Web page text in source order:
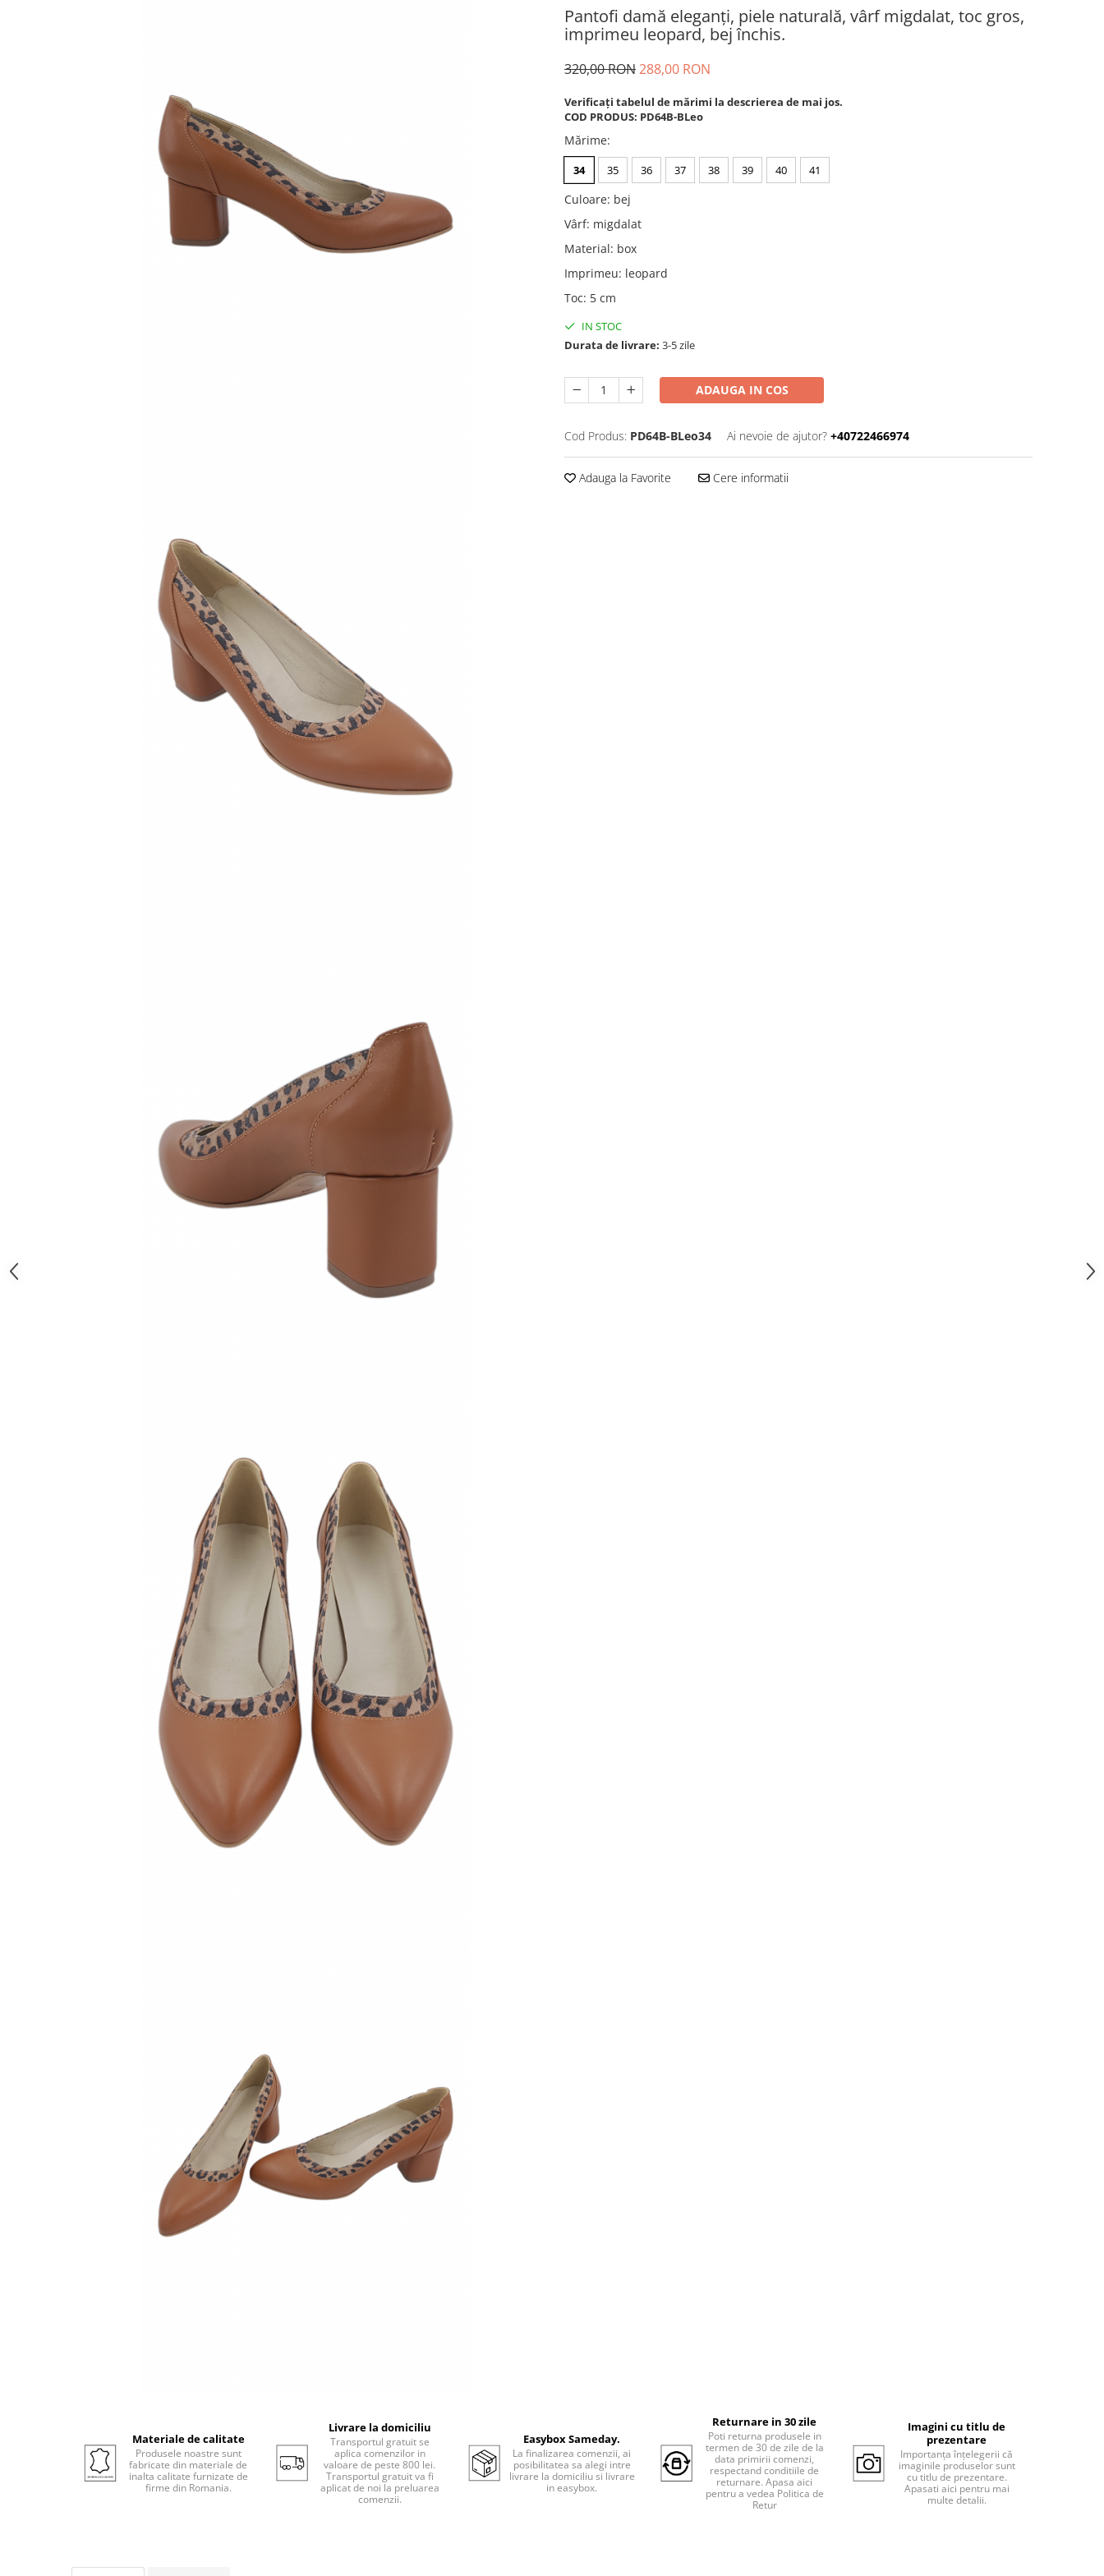
Pantofi damă eleganți, piele naturală, vârf migdalat, toc gros,
imprimeu leopard, bej închis.
320,00 RON288,00 RON
Verificați tabelul de mărimi la descrierea de mai jos.
COD PRODUS: PD64B-BLeo
Mărime:
34 35 36 37 38 39 40 41
Culoare: bej
Vârf: migdalat
Material: box
Imprimeu: leopard
Toc: 5 cm
IN STOC
Durata de livrare: 3-5 zile
ADAUGA IN COS
Cod Produs: PD64B-BLeo34 Ai nevoie de ajutor? +40722466974
Adauga la Favorite Cere informatii
Materiale de calitate
Produsele noastre sunt
fabricate din materiale de
inalta calitate furnizate de
firme din Romania.
Livrare la domiciliu
Transportul gratuit se
aplica comenzilor in
valoare de peste 800 lei.
Transportul gratuit va fi
aplicat de noi la preluarea
comenzii.
Easybox Sameday.
La finalizarea comenzii, ai
posibilitatea sa alegi intre
livrare la domiciliu si livrare
in easybox.
Returnare in 30 zile
Poti returna produsele in
termen de 30 de zile de la
data primirii comenzi,
respectand conditiile de
returnare. Apasa aici
pentru a vedea Politica de
Retur
Imagini cu titlu de
prezentare
Importanța înțelegerii că
imaginile produselor sunt
cu titlu de prezentare.
Apasati aici pentru mai
multe detalii.